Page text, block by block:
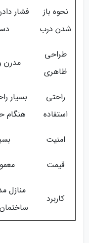
نحوه باز
شدن درب
فشار
طراحی
ظاهری
مدرن
راحتی
استفاده
بسیار
هنگام
امنیت
قیمت
کاربرد
منازل